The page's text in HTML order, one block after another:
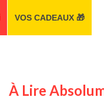
VOS CADEAUX 🎁
À Lire